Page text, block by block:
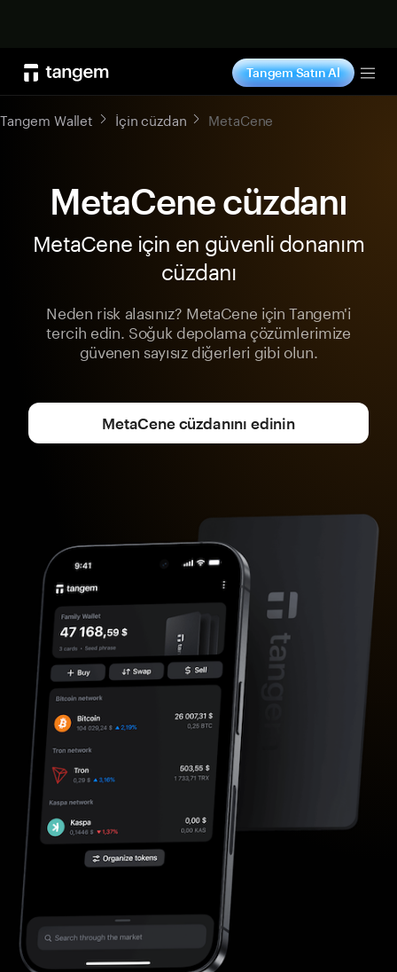
Tangem Satın Al
Tangem Wallet İçin cüzdan MetaCene
MetaCene cüzdanı
MetaCene için en güvenli donanım
cüzdanı
Neden risk alasınız? MetaCene için Tangem'i
tercih edin. Soğuk depolama çözümlerimize
güvenen sayısız diğerleri gibi olun.
MetaCene cüzdanını edinin